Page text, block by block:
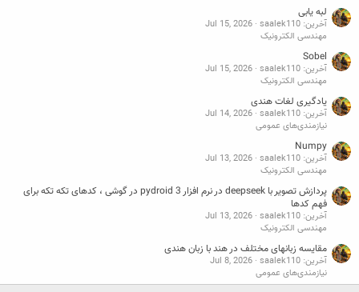
لبه یابی
آخرین: saalek110
Jul 15, 2026
مهندسی الکترونیک
Sobel
آخرین: saalek110
Jul 15, 2026
مهندسی الکترونیک
یادگیری لغات هندی
آخرین: saalek110
Jul 14, 2026
نیازمندی‌های عمومی
Numpy
آخرین: saalek110
Jul 13, 2026
مهندسی الکترونیک
پردازش تصویر با deepseek در نرم افزار pydroid 3 در گوشی ، کدهای تکه تکه برای
فهم کدها
آخرین: saalek110
Jul 13, 2026
مهندسی الکترونیک
مقایسه زبانهای مختلف در هند با زبان هندی
آخرین: saalek110
Jul 8, 2026
نیازمندی‌های عمومی